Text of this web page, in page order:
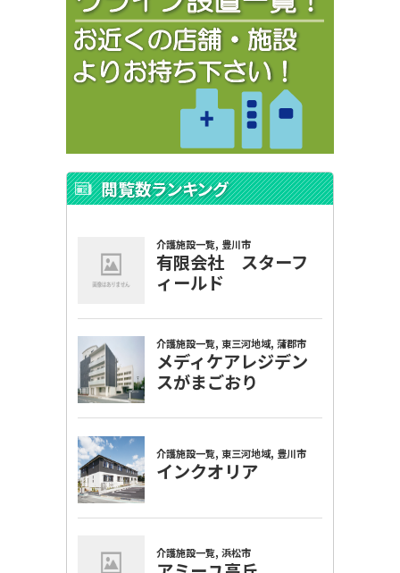
閲覧数ランキング